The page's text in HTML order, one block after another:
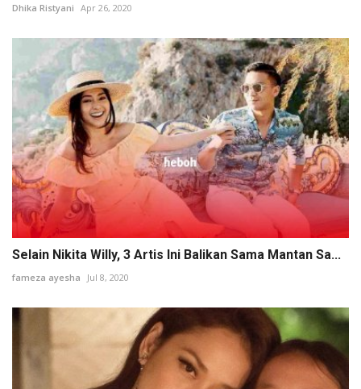
Dhika Ristyani Apr 26, 2020
Selain Nikita Willy, 3 Artis Ini Balikan Sama Mantan Sa...
fameza ayesha Jul 8, 2020